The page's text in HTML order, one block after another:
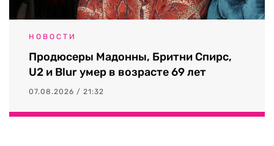
НОВОСТИ
Продюсеры Мадонны, Бритни Спирс,
U2 и Blur умер в возрасте 69 лет
07.08.2026 / 21:32